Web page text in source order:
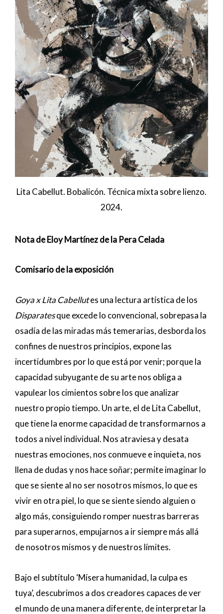
Lita Cabellut. Bobalicón. Técnica mixta sobre lienzo.
2024.
Nota de Eloy Martínez de la Pera Celada
Comisario de la exposición
Goya x Lita Cabellutes una lectura artística de los
Disparatesque excede lo convencional, sobrepasa la
osadía de las miradas más temerarias, desborda los
confines de nuestros principios, expone las
incertidumbres por lo que está por venir; porque la
capacidad subyugante de su arte nos obliga a
vapulear los cimientos sobre los que analizar
nuestro propio tiempo. Un arte, el de Lita Cabellut,
que tiene la enorme capacidad de transformarnos a
todos a nivel individual. Nos atraviesa y desata
nuestras emociones, nos conmueve e inquieta, nos
llena de dudas y nos hace soñar; permite imaginar lo
que se siente al no ser nosotros mismos, lo que es
vivir en otra piel, lo que se siente siendo alguien o
algo más, consiguiendo romper nuestras barreras
para superarnos, empujarnos a ir siempre más allá
de nosotros mismos y de nuestros límites.
Bajo el subtítulo ‘Mísera humanidad, la culpa es
tuya’, descubrimos a dos creadores capaces de ver
el mundo de una manera diferente, de interpretar la